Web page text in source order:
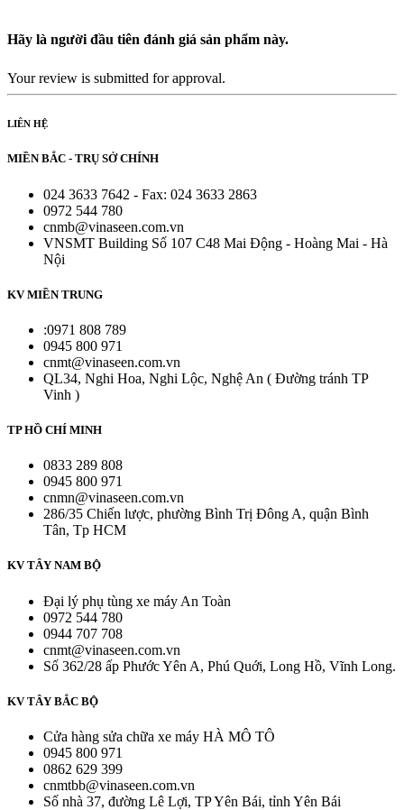
Hãy là người đầu tiên đánh giá sản phẩm này.
Your review is submitted for approval.
LIÊN HỆ
MIỀN BẮC - TRỤ SỞ CHÍNH
024 3633 7642 - Fax: 024 3633 2863
0972 544 780
cnmb@vinaseen.com.vn
VNSMT Building Số 107 C48 Mai Động - Hoàng Mai - Hà
Nội
KV MIỀN TRUNG
:0971 808 789
0945 800 971
cnmt@vinaseen.com.vn
QL34, Nghi Hoa, Nghi Lộc, Nghệ An ( Đường tránh TP
Vinh )
TP HỒ CHÍ MINH
0833 289 808
0945 800 971
cnmn@vinaseen.com.vn
286/35 Chiến lược, phường Bình Trị Đông A, quận Bình
Tân, Tp HCM
KV TÂY NAM BỘ
Đại lý phụ tùng xe máy An Toàn
0972 544 780
0944 707 708
cnmt@vinaseen.com.vn
Số 362/28 ấp Phước Yên A, Phú Quới, Long Hồ, Vĩnh Long.
KV TÂY BẮC BỘ
Cửa hàng sửa chữa xe máy HÀ MÔ TÔ
0945 800 971
0862 629 399
cnmtbb@vinaseen.com.vn
Số nhà 37, đường Lê Lợi, TP Yên Bái, tỉnh Yên Bái